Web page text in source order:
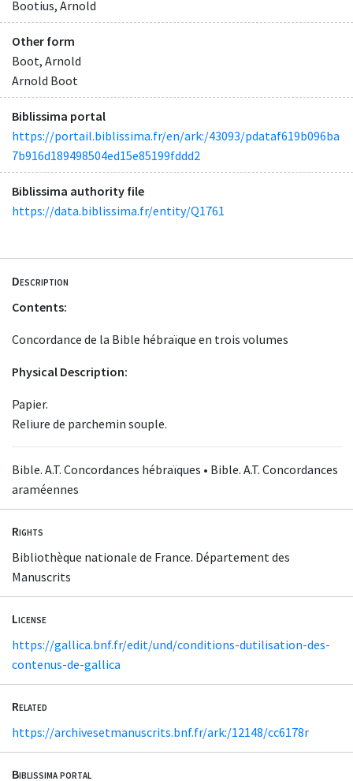
Bootius, Arnold
Other form
Boot, Arnold
Arnold Boot
Biblissima portal
https://portail.biblissima.fr/en/ark:/43093/pdataf619b096ba
7b916d189498504ed15e85199fddd2
Biblissima authority file
https://data.biblissima.fr/entity/Q1761
Description
Contents:
Concordance de la Bible hébraïque en trois volumes
Physical Description:
Papier.
Reliure de parchemin souple.
Bible. A.T. Concordances hébraïques • Bible. A.T. Concordances
araméennes
Rights
Bibliothèque nationale de France. Département des
Manuscrits
License
https://gallica.bnf.fr/edit/und/conditions-dutilisation-des-
contenus-de-gallica
Related
https://archivesetmanuscrits.bnf.fr/ark:/12148/cc6178r
Biblissima portal